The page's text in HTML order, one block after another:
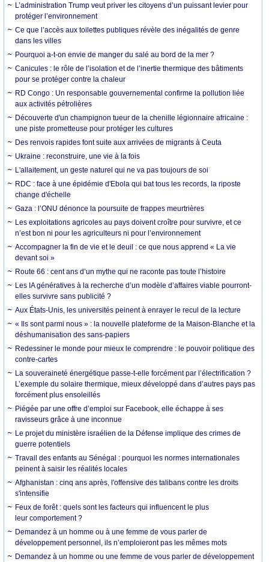
L’administration Trump veut priver les citoyens d’un puissant levier pour
protéger l’environnement
Ce que l’accès aux toilettes publiques révèle des inégalités de genre
dans les villes
Pourquoi a-t-on envie de manger du salé au bord de la mer ?
Canicules : le rôle de l’isolation et de l’inertie thermique des bâtiments
pour se protéger contre la chaleur
RD Congo : Un responsable gouvernemental confirme la pollution liée
aux activités pétrolières
Découverte d'un champignon tueur de la chenille légionnaire africaine :
une piste prometteuse pour protéger les cultures
Des renvois rapides font suite aux arrivées de migrants à Ceuta
Ukraine : reconstruire, une vie à la fois
L'allaitement, un geste naturel qui ne va pas toujours de soi
RDC : face à une épidémie d'Ebola qui bat tous les records, la riposte
change d'échelle
Gaza : l’ONU dénonce la poursuite de frappes meurtrières
Les exploitations agricoles au pays doivent croître pour survivre, et ce
n’est bon ni pour les agriculteurs ni pour l’environnement
Accompagner la fin de vie et le deuil : ce que nous apprend « La vie
devant soi »
Route 66 : cent ans d’un mythe qui ne raconte pas toute l’histoire
Les IA génératives à la recherche d’un modèle d’affaires viable pourront-
elles survivre sans publicité ?
Aux États-Unis, les universités peinent à enrayer le recul de la lecture
« Ils sont parmi nous » : la nouvelle plateforme de la Maison-Blanche et la
déshumanisation des sans-papiers
Redessiner le monde pour mieux le comprendre : le pouvoir politique des
contre-cartes
La souveraineté énergétique passe-t-elle forcément par l’électrification ?
L’exemple du solaire thermique, mieux développé dans d’autres pays pas
forcément plus ensoleillés
Piégée par une offre d’emploi sur Facebook, elle échappe à ses
ravisseurs grâce à une inconnue
Le projet du ministère israélien de la Défense implique des crimes de
guerre potentiels
Travail des enfants au Sénégal : pourquoi les normes internationales
peinent à saisir les réalités locales
Afghanistan : cinq ans après, l'offensive des talibans contre les droits
s'intensifie
Feux de forêt : quels sont les facteurs qui influencent le plus
leur comportement ?
Demandez à un homme ou à une femme de vous parler de
développement personnel, ils n’emploieront pas les mêmes mots
Demandez à un homme ou une femme de vous parler de développement